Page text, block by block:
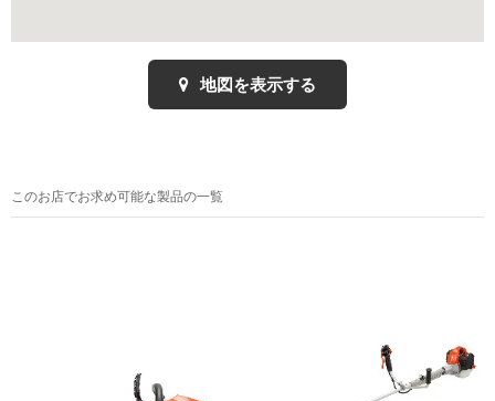
地図を表示する
このお店でお求め可能な製品の一覧